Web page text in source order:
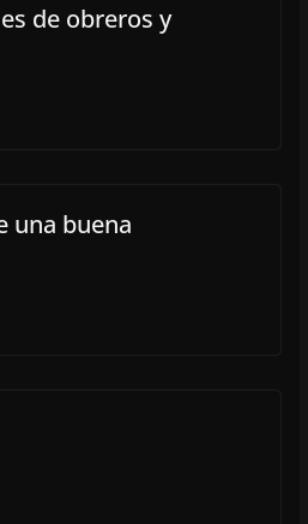
de obreros y
una buena